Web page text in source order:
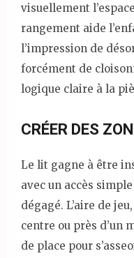
visuellement
rangement aide
l’impression de
forcément de
logique claire à la
CRÉER DES
Le lit gagne à être
avec un accès
dégagé. L’aire de
centre ou près d’un
de place pour